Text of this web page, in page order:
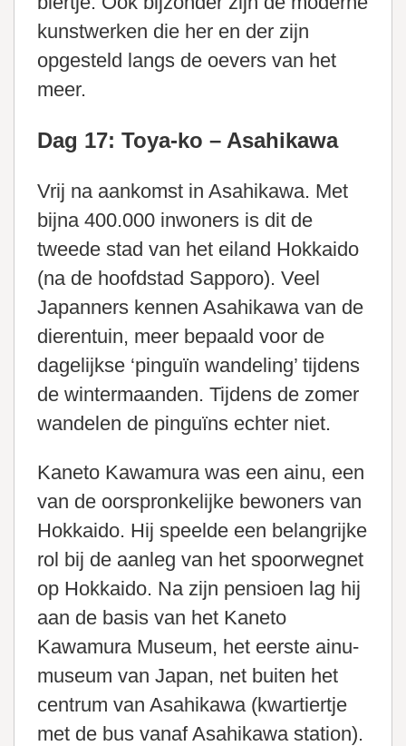
kunstwerken die her en der zijn
opgesteld langs de oevers van het
meer.
Dag 17: Toya-ko – Asahikawa
Vrij na aankomst in Asahikawa. Met
bijna 400.000 inwoners is dit de
tweede stad van het eiland Hokkaido
(na de hoofdstad Sapporo). Veel
Japanners kennen Asahikawa van de
dierentuin, meer bepaald voor de
dagelijkse ‘pinguïn wandeling’ tijdens
de wintermaanden. Tijdens de zomer
wandelen de pinguïns echter niet.
Kaneto Kawamura was een ainu, een
van de oorspronkelijke bewoners van
Hokkaido. Hij speelde een belangrijke
rol bij de aanleg van het spoorwegnet
op Hokkaido. Na zijn pensioen lag hij
aan de basis van het Kaneto
Kawamura Museum, het eerste ainu-
museum van Japan, net buiten het
centrum van Asahikawa (kwartiertje
met de bus vanaf Asahikawa station).